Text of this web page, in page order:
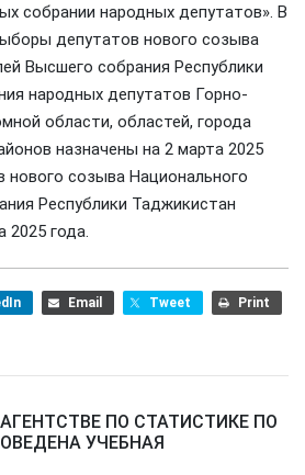
собрании народных депутатов». В
депутатов нового созыва
Высшего собрания Республики
народных депутатов Горно-
области, областей, города
назначены на 2 марта 2025
нового созыва Национального
Республики Таджикистан
2025 года.
Email Tweet Print
ПО СТАТИСТИКЕ ПО
УЧЕБНАЯ